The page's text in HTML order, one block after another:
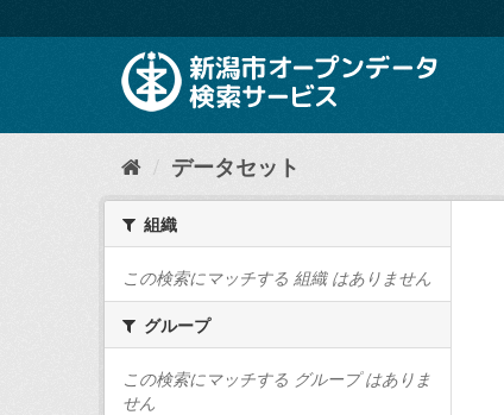
キ
て
データセット
組織
この検索にマッチする 組織 はありません
グループ
この検索にマッチする グループ はありま
せん